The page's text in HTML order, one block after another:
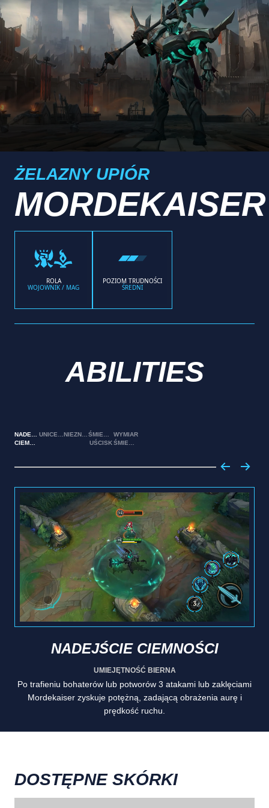
ŻELAZNY UPIÓR
MORDEKAISER
ROLA
WOJOWNIK / MAG
POZIOM TRUDNOŚCI
ŚREDNI
ABILITIES
NADEJŚCIE
UNICESTWIENIE
ŚMIERTELNY
UŚCISK
WYMIAR
NADEJŚCIE CIEMNOŚCI
UMIEJĘTNOŚĆ BIERNA
Po trafieniu bohaterów lub potworów 3 atakami lub zaklęciami
Mordekaiser zyskuje potężną, zadającą obrażenia aurę i
prędkość ruchu.
DOSTĘPNE SKÓRKI